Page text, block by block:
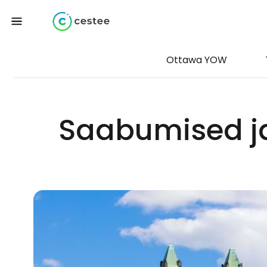
Ottawa YOW
Saabumised